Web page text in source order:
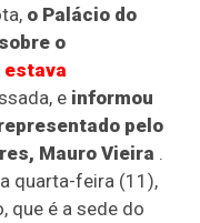
o Palácio do
o
estava
e informou
pelo
Mauro Vieira .
quarta-feira (11),
que é a sede do